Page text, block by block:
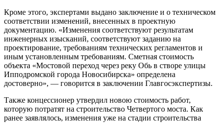
Кроме этого, экспертами выдано заключение и о техническом
соответствии изменений, внесенных в проектную
документацию. «Изменения соответствуют результатам
инженерных изысканий, соответствуют заданию на
проектирование, требованиям технических регламентов и
иным установленным требованиям. Сметная стоимость
объекта «Мостовой переход через реку Обь в створе улицы
Ипподромской города Новосибирска» определена
достоверно», — говорится в заключении Главгосэкспертизы.
Также концессионер утвердил новою стоимость работ,
которую потратят на строительство Четвертого моста. Как
ранее заявлялось, изменения уже на стадии строительства